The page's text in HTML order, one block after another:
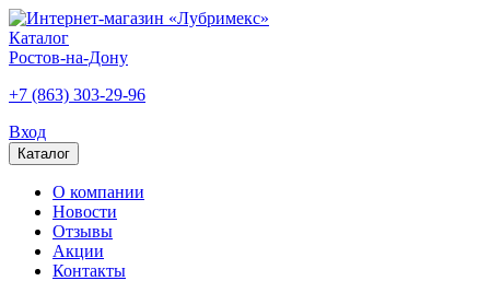
Каталог
Ростов-на-Дону
+7 (863) 303-29-96
Вход
Каталог
О компании
Новости
Отзывы
Акции
Контакты